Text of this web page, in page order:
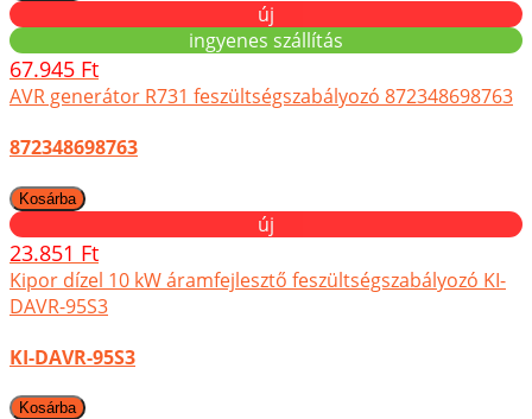
új
ingyenes szállítás
67.945 Ft
AVR generátor R731 feszültségszabályozó 872348698763
872348698763
új
23.851 Ft
Kipor dízel 10 kW áramfejlesztő feszültségszabályozó KI-
DAVR-95S3
KI-DAVR-95S3